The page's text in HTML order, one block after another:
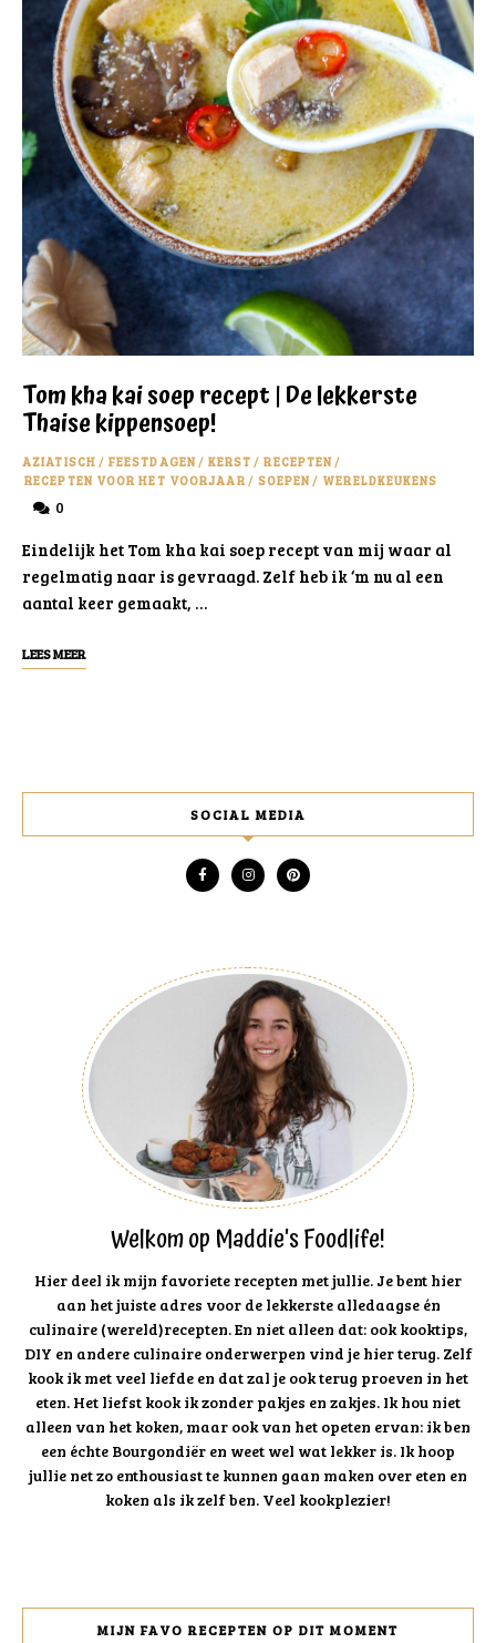
Tom kha kai soep recept | De lekkerste
Thaise kippensoep!
AZIATISCH / FEESTDAGEN/ KERST / RECEPTEN/
RECEPTEN VOOR HET VOORJAAR/ SOEPEN/ WERELDKEUKENS
0
Eindelijk het Tom kha kai soep recept van mij waar al
regelmatig naar is gevraagd. Zelf heb ik ‘m nu al een
aantal keer gemaakt, …
LEES MEER
SOCIAL MEDIA
Welkom op Maddie's Foodlife!
Hier deel ik mijn favoriete recepten met jullie. Je bent hier
aan het juiste adres voor de lekkerste alledaagse én
culinaire (wereld)recepten. En niet alleen dat: ook kooktips,
DIY en andere culinaire onderwerpen vind je hier terug. Zelf
kook ik met veel liefde en dat zal je ook terug proeven in het
eten. Het liefst kook ik zonder pakjes en zakjes. Ik hou niet
alleen van het koken, maar ook van het opeten ervan: ik ben
een échte Bourgondiër en weet wel wat lekker is. Ik hoop
jullie net zo enthousiast te kunnen gaan maken over eten en
koken als ik zelf ben. Veel kookplezier!
MIJN FAVO RECEPTEN OP DIT MOMENT